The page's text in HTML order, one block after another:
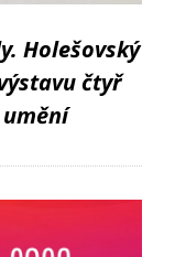
Holešovský
čtyř